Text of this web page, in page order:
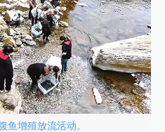
鱼增殖放流活动。